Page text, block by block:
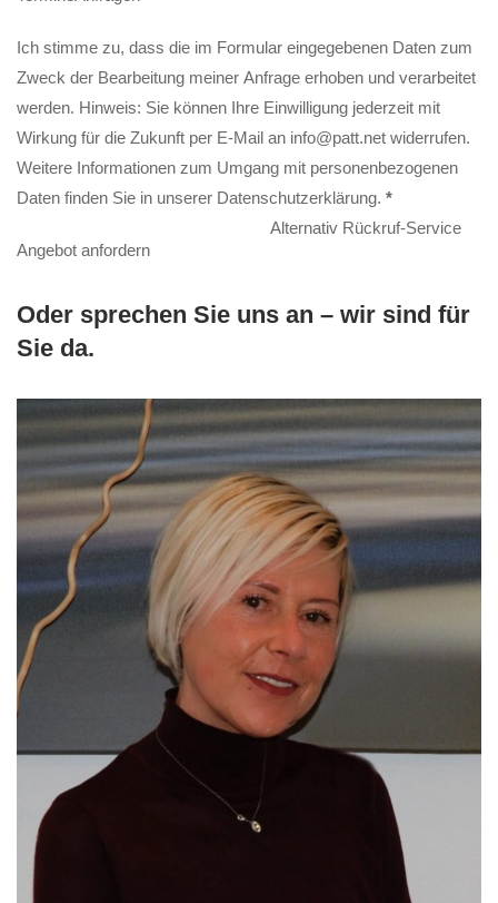
Ich stimme zu, dass die im Formular eingegebenen Daten zum
Zweck der Bearbeitung meiner Anfrage erhoben und verarbeitet
werden. Hinweis: Sie können Ihre Einwilligung jederzeit mit
Wirkung für die Zukunft per E-Mail an info@patt.net widerrufen.
Weitere Informationen zum Umgang mit personenbezogenen
Daten finden Sie in unserer Datenschutzerklärung. *
Angebot anfordern
Alternativ Rückruf-Service
Oder sprechen Sie uns an – wir sind für
Sie da.